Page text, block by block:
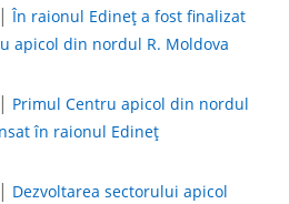
|În raionul Edineţ a fost finalizat
apicol din nordul R. Moldova
Primul Centru apicol din nordul
în raionul Edineţ
Dezvoltarea sectorului apicol